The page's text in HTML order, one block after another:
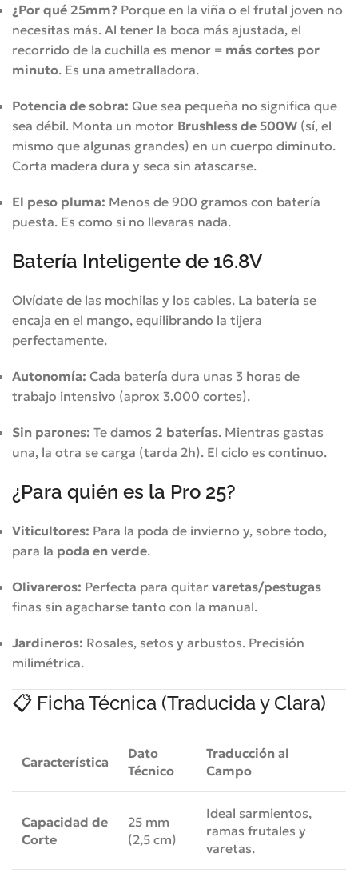
¿Por qué 25mm? Porque en la viña o el frutal joven no
necesitas más. Al tener la boca más ajustada, el
recorrido de la cuchilla es menor = más cortes por
minuto. Es una ametralladora.
Potencia de sobra: Que sea pequeña no significa que
sea débil. Monta un motor Brushless de 500W (sí, el
mismo que algunas grandes) en un cuerpo diminuto.
Corta madera dura y seca sin atascarse.
El peso pluma: Menos de 900 gramos con batería
puesta. Es como si no llevaras nada.
Batería Inteligente de 16.8V
Olvídate de las mochilas y los cables. La batería se
encaja en el mango, equilibrando la tijera
perfectamente.
Autonomía: Cada batería dura unas 3 horas de
trabajo intensivo (aprox 3.000 cortes).
Sin parones: Te damos 2 baterías. Mientras gastas
una, la otra se carga (tarda 2h). El ciclo es continuo.
¿Para quién es la Pro 25?
Viticultores: Para la poda de invierno y, sobre todo,
para la poda en verde.
Olivareros: Perfecta para quitar varetas/pestugas
finas sin agacharse tanto con la manual.
Jardineros: Rosales, setos y arbustos. Precisión
milimétrica.
📋 Ficha Técnica (Traducida y Clara)
Característica
Dato
Técnico
Traducción al
Campo
Capacidad de
Corte
25 mm
(2,5 cm)
Ideal sarmientos,
ramas frutales y
varetas.